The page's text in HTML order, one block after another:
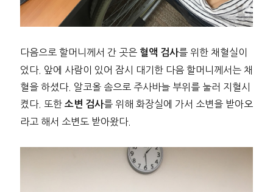
다음으로 할머니께서 간 곳은 혈액 검사를 위한 채혈실이
었다. 앞에 사람이 있어 잠시 대기한 다음 할머니께서는 채
혈을 하셨다. 알코올 솜으로 주사바늘 부위를 눌러 지혈시
켰다. 또한 소변 검사를 위해 화장실에 가서 소변을 받아오
라고 해서 소변도 받아왔다.